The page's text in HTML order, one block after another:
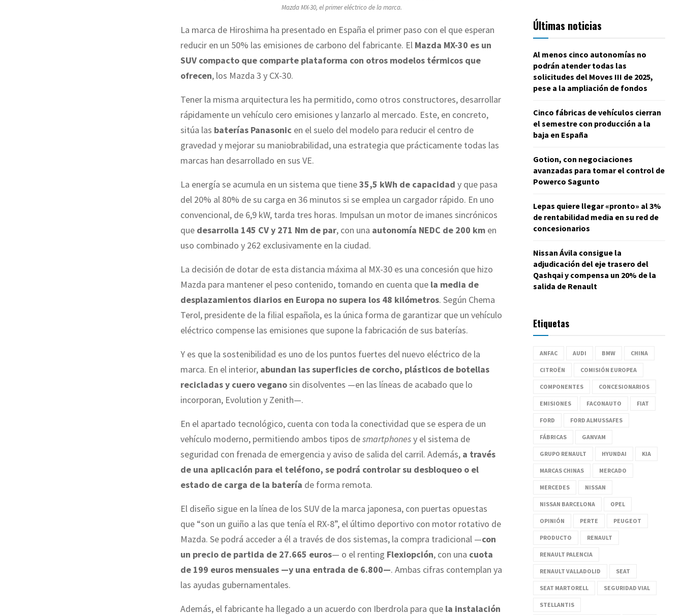
Mazda MX-30, el primer eléctrico de la marca.
La marca de Hiroshima ha presentado en España el primer paso con el que esperan
reducir en un 50% las emisiones de carbono del fabricante. El Mazda MX-30 es un
SUV compacto que comparte plataforma con otros modelos térmicos que
ofrecen, los Mazda 3 y CX-30.
Tener la misma arquitectura les ha permitido, como otros constructores, desarrollar
rápidamente un vehículo cero emisiones y lanzarlo al mercado. Este, en concreto,
sitúa las baterías Panasonic en el suelo del modelo para reducir el centro de
gravedad y mejorar su maniobrabilidad, una estrategia que prácticamente todas las
marcas han desarrollado en sus VE.
La energía se acumula en un sistema que tiene35,5 kWh de capacidad y que pasa
del 20% al 80% de su carga en 36 minutos si se emplea un cargador rápido. En uno
convencional, de 6,9 kW, tarda tres horas. Impulsan un motor de imanes sincrónicos
que desarrolla 145 CV y 271 Nm de par, con una autonomía NEDC de 200 km en
uso combinado y 262 exclusivamente en la ciudad.
La decisión de dotar de esta distancia máxima al MX-30 es una concesión que hizo
Mazda para mantener el peso contenido, tomando en cuenta que la media de
desplazamientos diarios en Europa no supera los 48 kilómetros. Según Chema
Terol, presidente de la filial española, es la única forma de garantizar que un vehículo
eléctrico compense las emisiones que supone la fabricación de sus baterías.
Y es que la sostenibilidad es uno de los puntos fuertes del nuevo eléctrico de la
marca. En el interior, abundan las superficies de corcho, plásticos de botellas
recicladas y cuero veganosin disolventes —en las líneas de acabado que lo
incorporan, Evolution y Zenith—.
En el apartado tecnológico, cuenta con toda la conectividad que se espera de un
vehículo moderno, permitiendo ambos tipos desmartphonesy el sistema de
seguridad con frenada de emergencia y aviso de salida del carril. Además, a través
de una aplicación para el teléfono, se podrá controlar su desbloqueo o el
estado de carga de la batería de forma remota.
El diseño sigue en la línea de los SUV de la marca japonesa, con puertas opuestas
que “son un guiño a las que tenía el RX-8”, el último deportivo con motor rotativo de
Mazda. Se podrá acceder a él a través de dos sistemas, la compra tradicional —con
un precio de partida de 27.665 euros— o el renting Flexiopción, con una cuota
de 199 euros mensuales —y una entrada de 6.800—. Ambas cifras contemplan ya
las ayudas gubernamentales.
Además, el fabricante ha llegado a un acuerdo con Iberdrola para que la instalación
Últimas noticias
Al menos cinco autonomías no
podrán atender todas las
solicitudes del Moves III de 2025,
pese a la ampliación de fondos
Cinco fábricas de vehículos cierran
el semestre con producción a la
baja en España
Gotion, con negociaciones
avanzadas para tomar el control de
Powerco Sagunto
Lepas quiere llegar «pronto» al 3%
de rentabilidad media en su red de
concesionarios
Nissan Ávila consigue la
adjudicación del eje trasero del
Qashqai y compensa un 20% de la
salida de Renault
Etiquetas
ANFAC AUDI BMW CHINA
CITROËN COMISIÓN EUROPEA
COMPONENTES CONCESIONARIOS
EMISIONES FACONAUTO FIAT
FORD FORD ALMUSSAFES
FÁBRICAS GANVAM
GRUPO RENAULT HYUNDAI KIA
MARCAS CHINAS MERCADO
MERCEDES NISSAN
NISSAN BARCELONA OPEL
OPINIÓN PERTE PEUGEOT
PRODUCTO RENAULT
RENAULT PALENCIA
RENAULT VALLADOLID SEAT
SEAT MARTORELL SEGURIDAD VIAL
STELLANTIS